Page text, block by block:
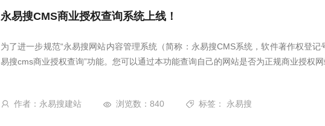
永易搜CMS商业授权查询系统上线！
为了进一步规范“永易搜网站内容管理系统（简称：永易搜CMS系统，软件著作权登
易搜cms商业授权查询”功能。您可以通过本功能查询自己的网站是否为正规商业授权网
作者：永易搜建站 浏览数：840 标签： 永易搜